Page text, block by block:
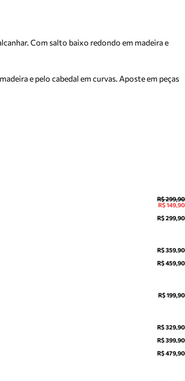
Com salto baixo redondo em madeira e
e pelo cabedal em curvas. Aposte em peças
R$ 299,90
R$ 149,90
R$ 299,90
R$ 359,90
R$ 459,90
R$ 199,90
R$ 329,90
R$ 399,90
R$ 479,90